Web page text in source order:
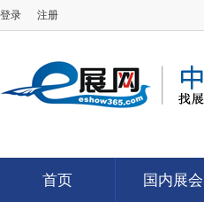
登录 注册
首页 国内展会